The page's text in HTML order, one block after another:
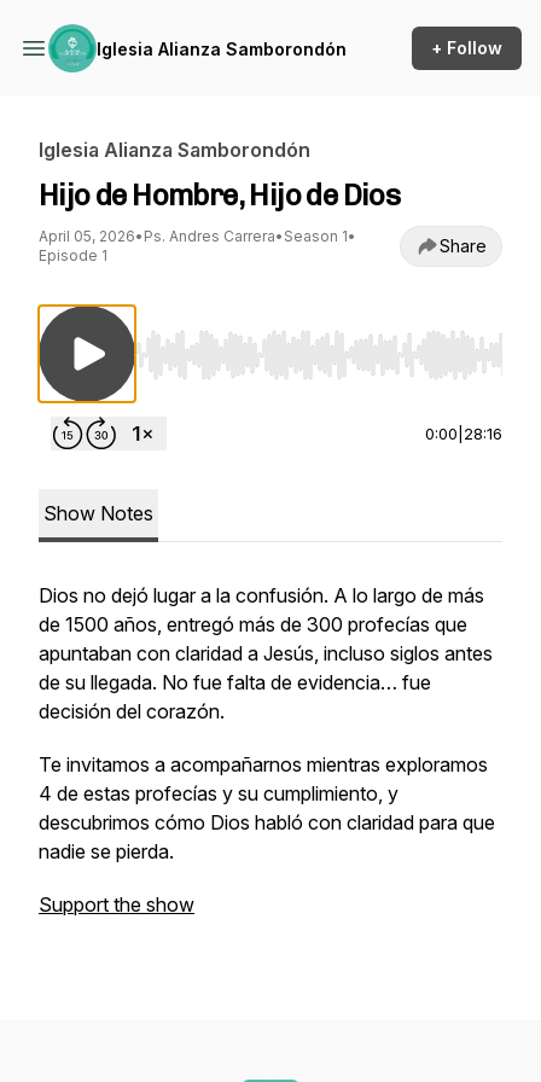
Iglesia Alianza Samborondón + Follow
Iglesia Alianza Samborondón
Hijo de Hombre, Hijo de Dios
April 05, 2026• Ps. Andres Carrera• Season 1•
Episode 1
Share
Use Left/Right to seek, Home/End to jump to
0:00 28:16
Show Notes
Dios no dejó lugar a la confusión. A lo largo de más
de 1500 años, entregó más de 300 profecías que
apuntaban con claridad a Jesús, incluso siglos antes
de su llegada. No fue falta de evidencia… fue
decisión del corazón.
Te invitamos a acompañarnos mientras exploramos
4 de estas profecías y su cumplimiento, y
descubrimos cómo Dios habló con claridad para que
nadie se pierda.
Support the show